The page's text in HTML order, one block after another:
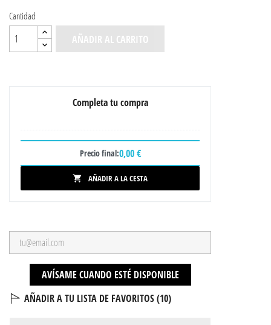
Cantidad
AÑADIR AL CARRITO
Completa tu compra
Precio final:0,00 €
 AÑADIR A LA CESTA
AVÍSAME CUANDO ESTÉ DISPONIBLE
AÑADIR A TU LISTA DE FAVORITOS (10)